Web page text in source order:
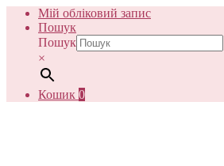
Мій обліковий запис
Пошук
Пошук
×
Кошик 0